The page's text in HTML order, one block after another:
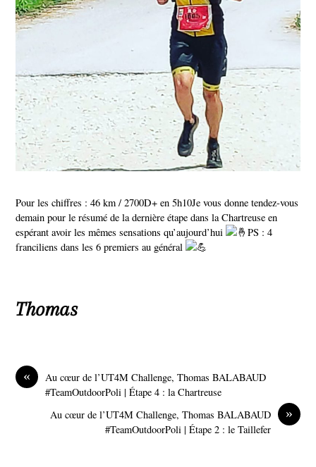
Pour les chiffres : 46 km / 2700D+ en 5h10Je vous donne tendez-vous
demain pour le résumé de la dernière étape dans la Chartreuse en
espérant avoir les mêmes sensations qu’aujourd’hui
PS : 4
franciliens dans les 6 premiers au général
Thomas
«
Au cœur de l’UT4M Challenge, Thomas BALABAUD
#TeamOutdoorPoli | Étape 4 : la Chartreuse
»
Au cœur de l’UT4M Challenge, Thomas BALABAUD
#TeamOutdoorPoli | Étape 2 : le Taillefer